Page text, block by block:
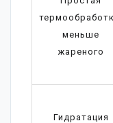
меньше
жареного
Гидратация